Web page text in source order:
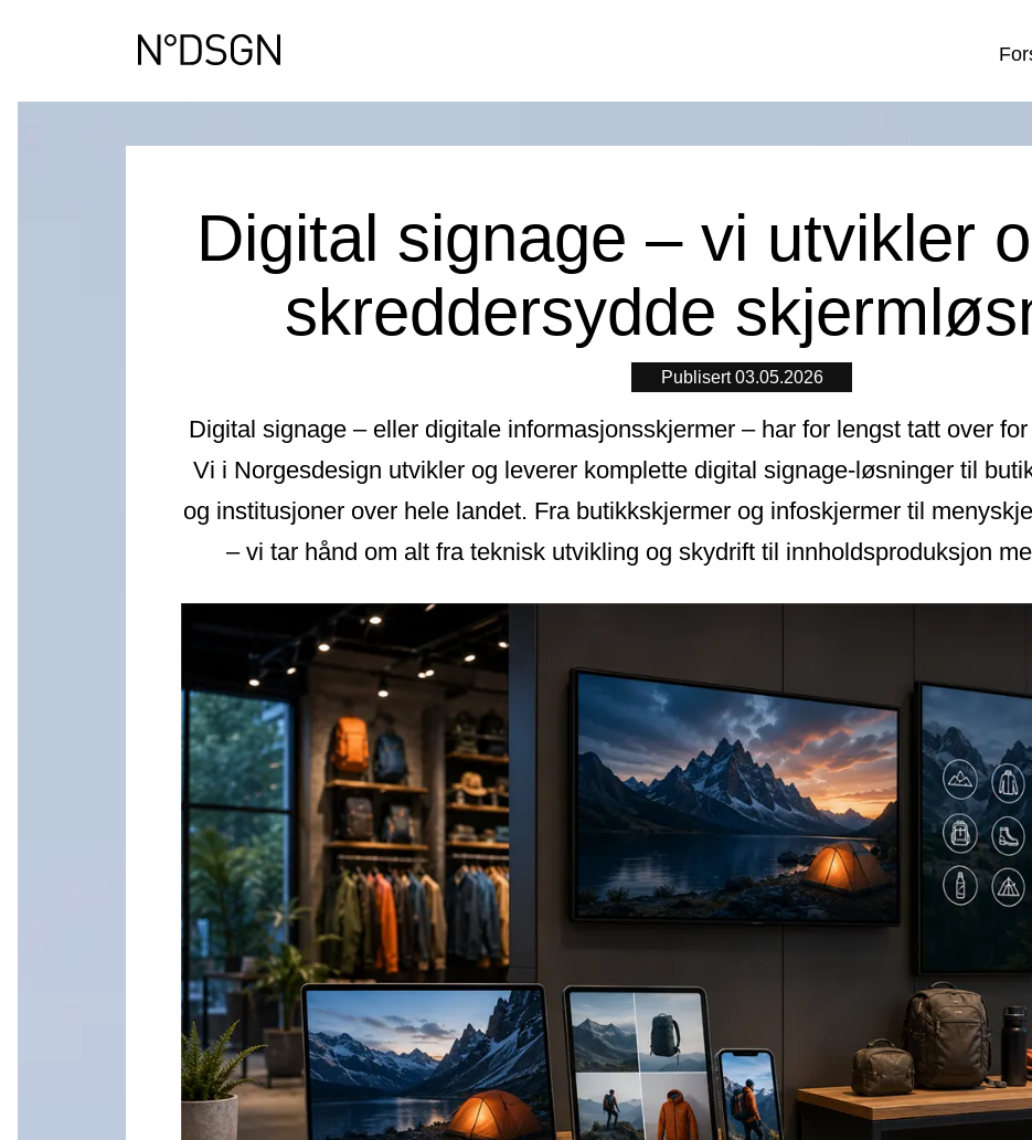
Digital signage – vi utvikler
skreddersydde
Publisert 03.05.2026
Digital signage – eller digitale informasjonsskjermer – har for lengst tatt over
Vi i Norgesdesign utvikler og leverer komplette digital signage-løsninger til
og institusjoner over hele landet. Fra butikkskjermer og infoskjermer til
– vi tar hånd om alt fra teknisk utvikling og skydrift til innholdsproduksjon